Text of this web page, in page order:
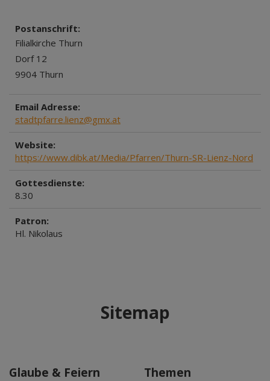
Postanschrift:
Filialkirche Thurn
Dorf 12
9904 Thurn
Email Adresse:
stadtpfarre.lienz@gmx.at
Website:
https://www.dibk.at/Media/Pfarren/Thurn-SR-Lienz-Nord
Gottesdienste:
8.30
Patron:
Hl. Nikolaus
Sitemap
Glaube & Feiern Themen